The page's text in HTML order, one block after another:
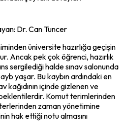
: Dr. Can Tuncer
üniversite hazırlığa geçişin
Ancak pek çok öğrenci, hazırlık
sergilediği halde sınav salonunda
yaşar. Bu kaybın ardındaki en
kağıdının içinde gizlenen ve
Komut terimlerinden
zaman yönetimine
hak ettiği notu almasını